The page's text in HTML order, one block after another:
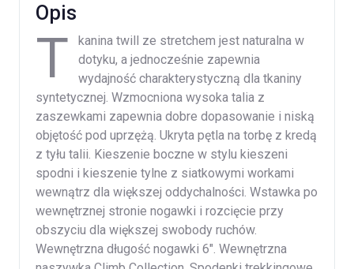
Opis
T
kanina twill ze stretchem jest naturalna w
dotyku, a jednocześnie zapewnia
wydajność charakterystyczną dla tkaniny
syntetycznej. Wzmocniona wysoka talia z
zaszewkami zapewnia dobre dopasowanie i niską
objętość pod uprzężą. Ukryta pętla na torbę z kredą
z tyłu talii. Kieszenie boczne w stylu kieszeni
spodni i kieszenie tylne z siatkowymi workami
wewnątrz dla większej oddychalności. Wstawka po
wewnętrznej stronie nogawki i rozcięcie przy
obszyciu dla większej swobody ruchów.
Wewnętrzna długość nogawki 6″. Wewnętrzna